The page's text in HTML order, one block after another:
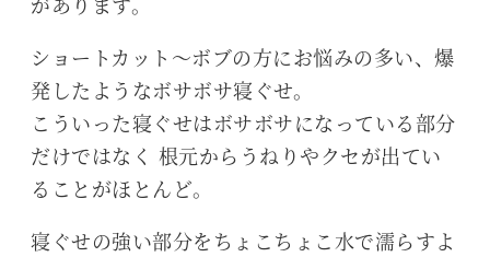
ショートカット～ボブの方にお悩みの多い、爆
発したようなボサボサ寝ぐせ。
こういった寝ぐせはボサボサになっている部分
だけではなく 根元からうねりやクセが出てい
ることがほとんど。
寝ぐせの強い部分をちょこちょこ水で濡らすよ